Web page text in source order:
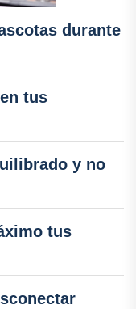
durante
tus
y no
tus